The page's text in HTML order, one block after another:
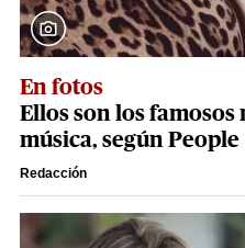
En fotos
Ellos son los famosos
música, según People
Redacción